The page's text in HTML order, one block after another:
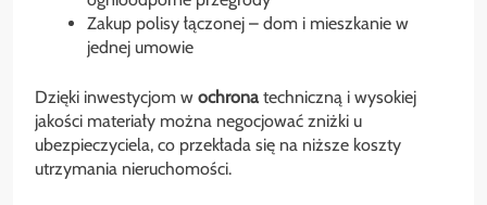
Zakup polisy łączonej – dom i mieszkanie w
jednej umowie
Dzięki inwestycjom w ochronatechniczną i wysokiej
jakości materiały można negocjować zniżki u
ubezpieczyciela, co przekłada się na niższe koszty
utrzymania nieruchomości.